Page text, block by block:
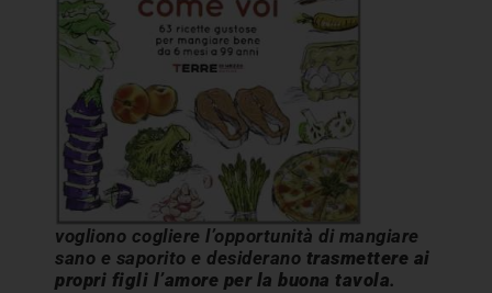
vogliono cogliere l’opportunità di mangiare
sano e saporito e desiderano trasmettere ai
propri figli l’amore per la buona tavola.